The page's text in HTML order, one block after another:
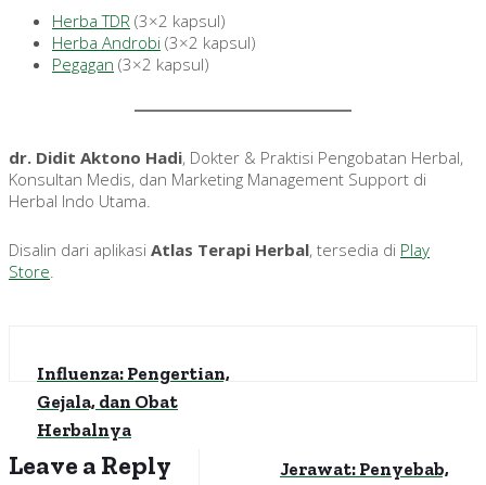
Herba TDR (3×2 kapsul)
Herba Androbi (3×2 kapsul)
Pegagan (3×2 kapsul)
dr. Didit Aktono Hadi, Dokter & Praktisi Pengobatan Herbal,
Konsultan Medis, dan Marketing Management Support di
Herbal Indo Utama.
Disalin dari aplikasi Atlas Terapi Herbal, tersedia di Play
Store.
Influenza: Pengertian,
Gejala, dan Obat
Herbalnya
Jerawat: Penyebab,
Leave a Reply